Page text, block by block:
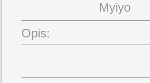
Myiyo
Opis: